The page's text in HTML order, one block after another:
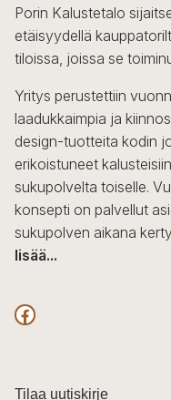
Porin Kalustetalo
etäisyydellä
tiloissa, joissa se
Yritys perustettiin
laadukkaimpia ja
design-tuotteita kodin
erikoistuneet
sukupolvelta toiselle.
konsepti on palvellut
sukupolven aikana
lisää...
F
c
Tilaa uutiskirje